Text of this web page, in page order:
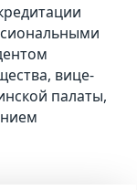
вице-
палаты,